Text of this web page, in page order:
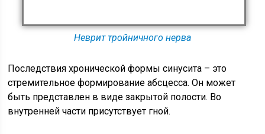
Неврит тройничного нерва
Последствия хронической формы синусита – это
стремительное формирование абсцесса. Он может
быть представлен в виде закрытой полости. Во
внутренней части присутствует гной.